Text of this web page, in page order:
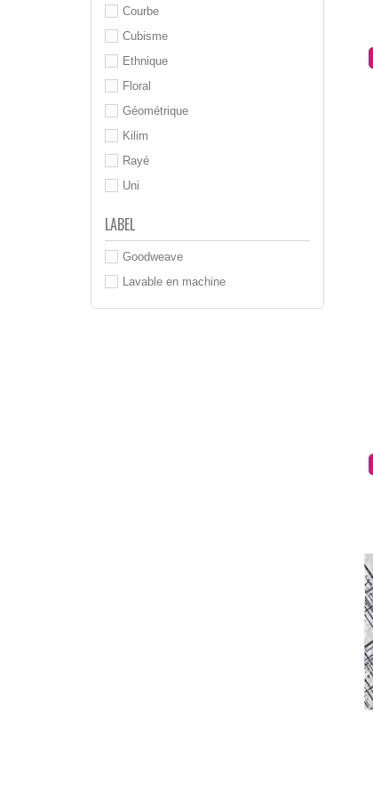
Courbe
Cubisme
Ethnique
Floral
Géométrique
Kilim
Rayé
Uni
LABEL
Goodweave
Lavable en machine